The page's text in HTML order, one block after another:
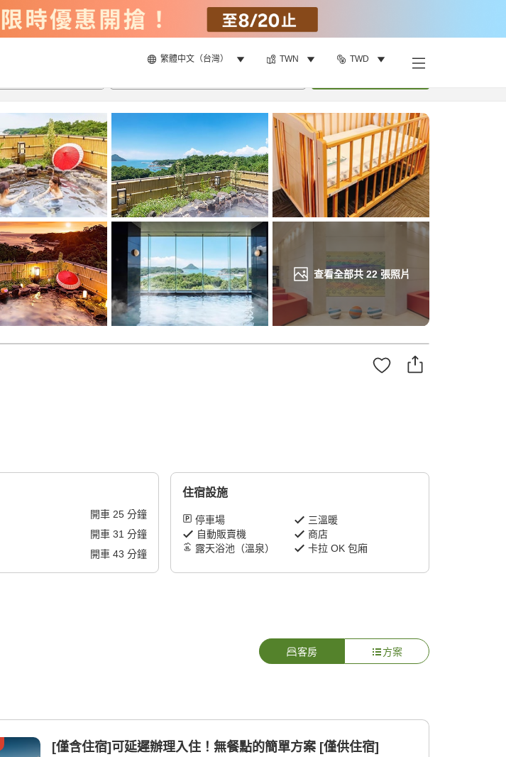
繁體中文（台灣） TWN TWD
查看全部共22張照片
開車 25分鐘
開車 31 分鐘
開車 43 分鐘
住宿設施
停車場
三溫暖
自動販賣機
商店
露天浴池（溫泉）
卡拉 OK 包廂
客房 方案
[僅含住宿]可延遲辦理入住！無餐點的簡單方案 [僅供住宿]